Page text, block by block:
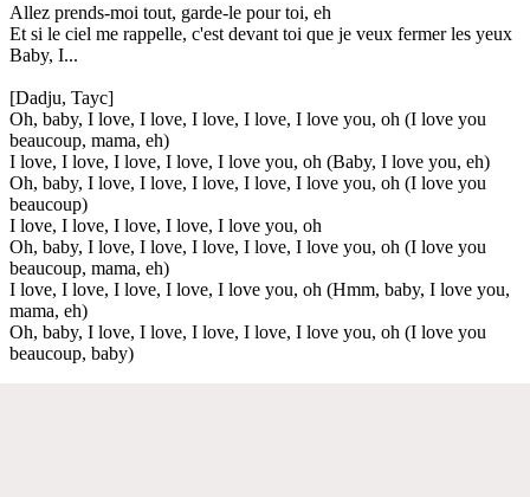
Allez prends-moi tout, garde-le pour toi, eh
Et si le ciel me rappelle, c'est devant toi que je veux fermer les yeux
Baby, I...
[Dadju, Tayc]
Oh, baby, I love, I love, I love, I love, I love you, oh (I love you
beaucoup, mama, eh)
I love, I love, I love, I love, I love you, oh (Baby, I love you, eh)
Oh, baby, I love, I love, I love, I love, I love you, oh (I love you
beaucoup)
I love, I love, I love, I love, I love you, oh
Oh, baby, I love, I love, I love, I love, I love you, oh (I love you
beaucoup, mama, eh)
I love, I love, I love, I love, I love you, oh (Hmm, baby, I love you,
mama, eh)
Oh, baby, I love, I love, I love, I love, I love you, oh (I love you
beaucoup, baby)